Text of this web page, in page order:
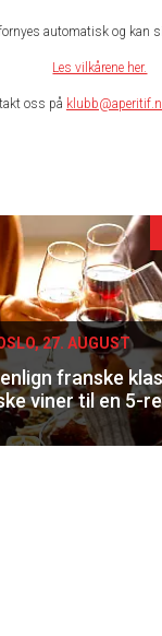
automatisk og kan
Les vilkårene her.
oss på
27. AUGUST
franske
viner til en 5-